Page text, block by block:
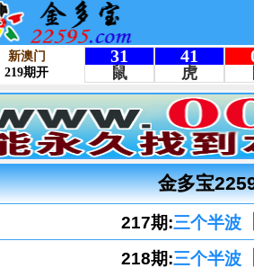
金多宝
217期:三个半波
218期:三个半波